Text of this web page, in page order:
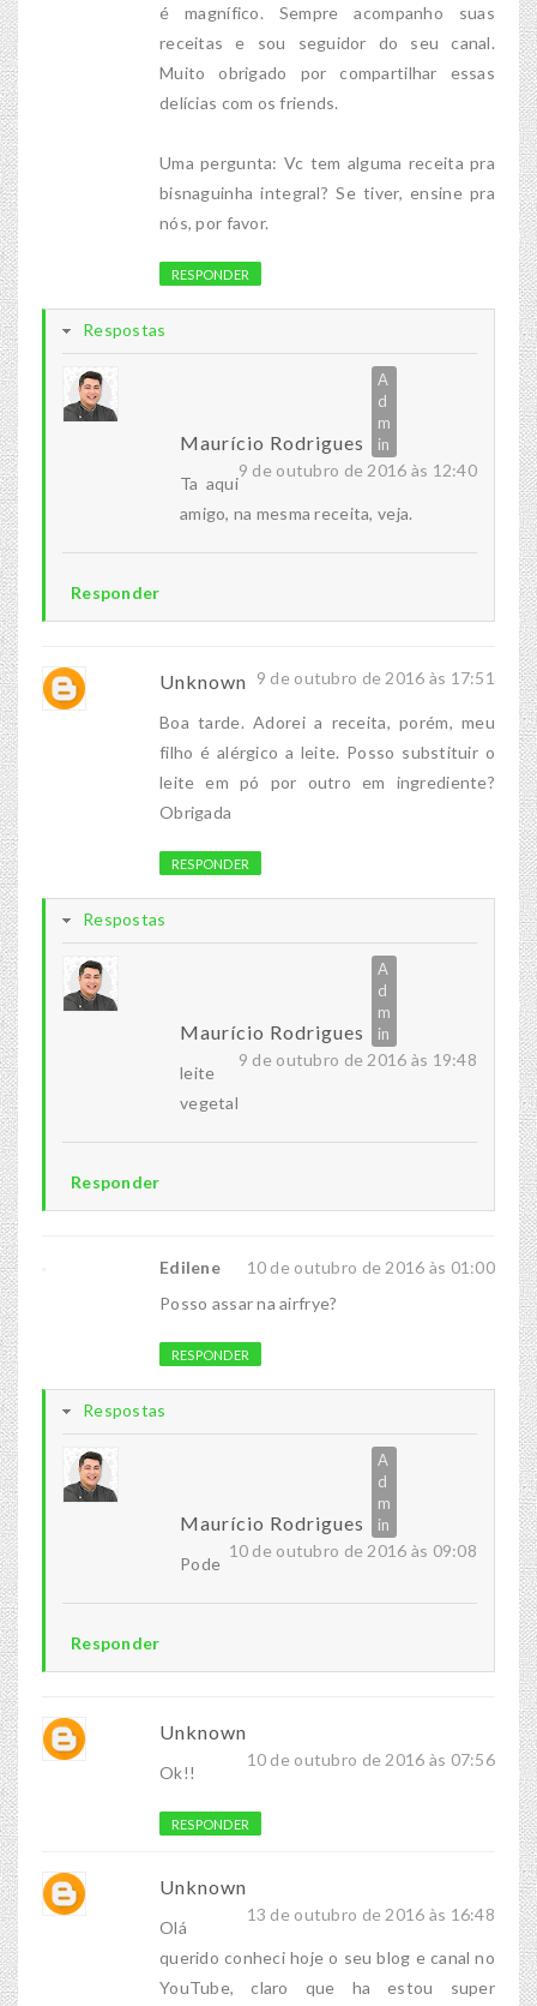
é magnífico. Sempre acompanho suas
receitas e sou seguidor do seu canal.
Muito obrigado por compartilhar essas
delícias com os friends.
Uma pergunta: Vc tem alguma receita pra
bisnaguinha integral? Se tiver, ensine pra
nós, por favor.
RESPONDER
Respostas
Maurício Rodrigues
9 de outubro de 2016 às 12:40
Ta aqui
amigo, na mesma receita, veja.
Responder
Unknown 9 de outubro de 2016 às 17:51
Boa tarde. Adorei a receita, porém, meu
filho é alérgico a leite. Posso substituir o
leite em pó por outro em ingrediente?
Obrigada
RESPONDER
Respostas
Maurício Rodrigues
9 de outubro de 2016 às 19:48
leite
vegetal
Responder
Edilene
10 de outubro de 2016 às 01:00
Posso assar na airfrye?
RESPONDER
Respostas
Maurício Rodrigues
10 de outubro de 2016 às 09:08
Pode
Responder
Unknown
10 de outubro de 2016 às 07:56
Ok!!
RESPONDER
Unknown
13 de outubro de 2016 às 16:48
Olá
querido conheci hoje o seu blog e canal no
YouTube, claro que ha estou super